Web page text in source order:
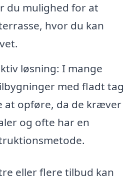
du mulighed for at
hvor du kan
løsning: I mange
med fladt tag
at opføre, da de kræver
og ofte har en
eller flere tilbud kan